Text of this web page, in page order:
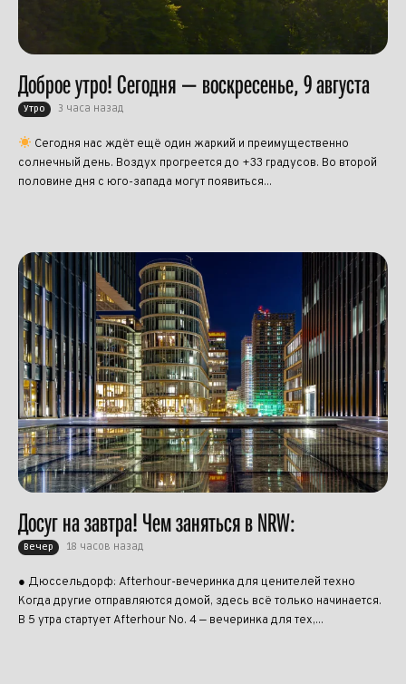
Доброе утро! Сегодня — воскресенье, 9 августа
Утро 3 часа назад
Сегодня нас ждёт ещё один жаркий и преимущественно
солнечный день. Воздух прогреется до +33 градусов. Во второй
половине дня с юго-запада могут появиться...
Досуг на завтра! Чем заняться в NRW:
Вечер 18 часов назад
● Дюссельдорф: Afterhour-вечеринка для ценителей техно
Когда другие отправляются домой, здесь всё только начинается.
В 5 утра стартует Afterhour No. 4 — вечеринка для тех,...